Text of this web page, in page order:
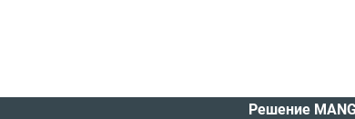
Решение